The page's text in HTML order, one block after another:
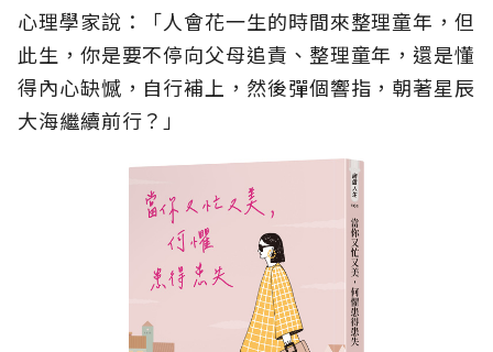
心理學家說：「人會花一生的時間來整理童年，但
此生，你是要不停向父母追責、整理童年，還是懂
得內心缺憾，自行補上，然後彈個響指，朝著星辰
大海繼續前行？」